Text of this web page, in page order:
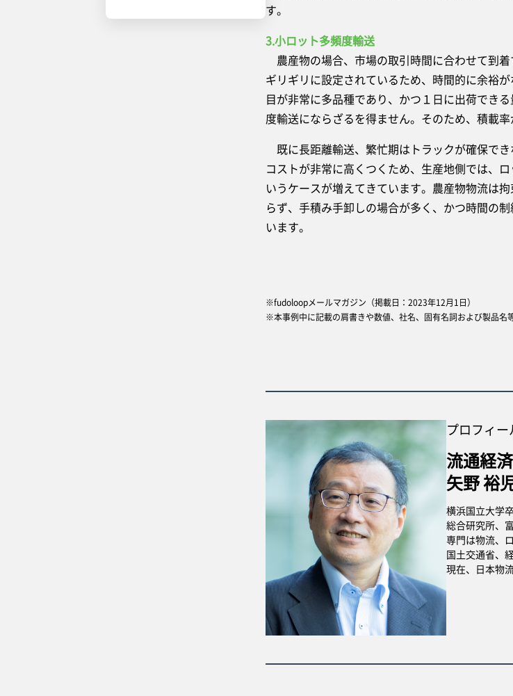
す。
3.小ロット多頻度輸送
農産物の場合、市場の取引時間に合わせて到
ギリギリに設定されているため、時間的に余裕
目が非常に多品種であり、かつ１日に出荷でき
度輸送にならざるを得ません。そのため、積載
既に長距離輸送、繁忙期はトラックが確保で
コストが非常に高くつくため、生産地側では、
いうケースが増えてきています。農産物物流は
らず、手積み手卸しの場合が多く、かつ時間の
います。
※fudoloopメールマガジン（掲載日：2023年12月1日）
※本事例中に記載の肩書きや数値、社名、固有名詞および製品名
プロフィー
流通経
矢野 裕
横浜国立大学
総合研究所、
専門は物流、
国土交通省、
現在、日本物